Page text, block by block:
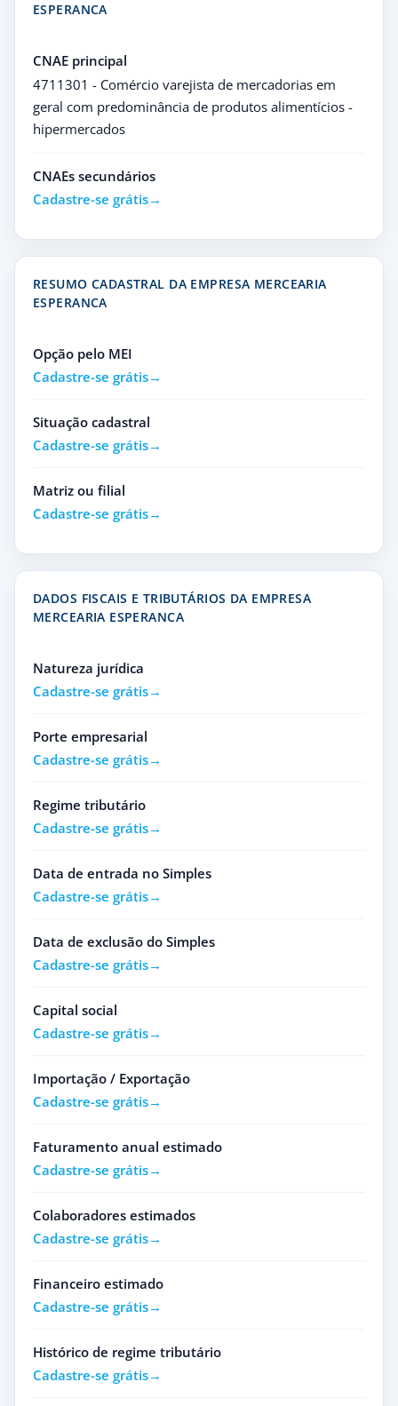
ESPERANCA
CNAE principal
4711301 - Comércio varejista de mercadorias em
geral com predominância de produtos alimentícios -
hipermercados
CNAEs secundários
Cadastre-se grátis
RESUMO CADASTRAL DA EMPRESA MERCEARIA
ESPERANCA
Opção pelo MEI
Cadastre-se grátis
Situação cadastral
Cadastre-se grátis
Matriz ou filial
Cadastre-se grátis
DADOS FISCAIS E TRIBUTÁRIOS DA EMPRESA
MERCEARIA ESPERANCA
Natureza jurídica
Cadastre-se grátis
Porte empresarial
Cadastre-se grátis
Regime tributário
Cadastre-se grátis
Data de entrada no Simples
Cadastre-se grátis
Data de exclusão do Simples
Cadastre-se grátis
Capital social
Cadastre-se grátis
Importação / Exportação
Cadastre-se grátis
Faturamento anual estimado
Cadastre-se grátis
Colaboradores estimados
Cadastre-se grátis
Financeiro estimado
Cadastre-se grátis
Histórico de regime tributário
Cadastre-se grátis